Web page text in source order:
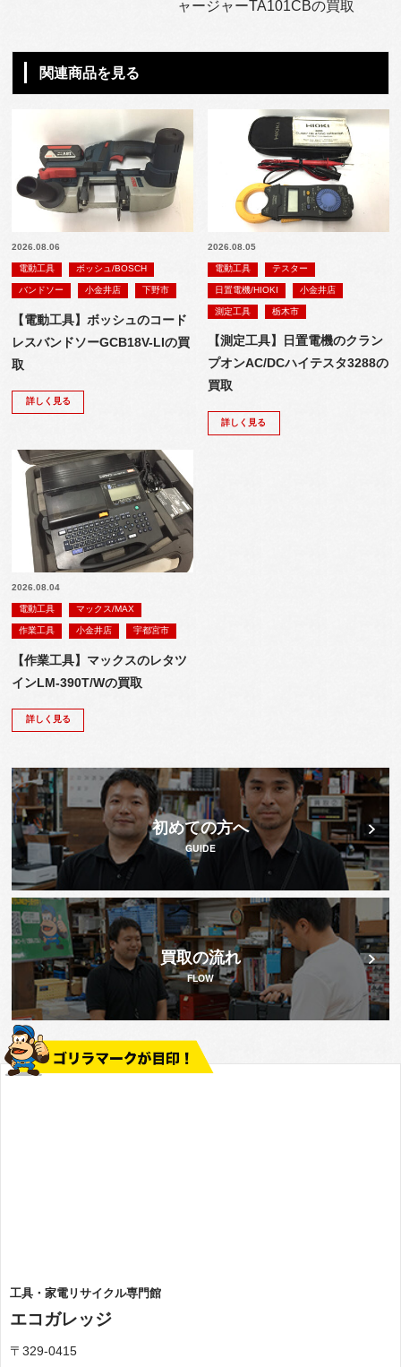
ャージャーTA101CBの買取
関連商品を見る
2026.08.06
電動工具 ボッシュ/BOSCH
バンドソー 小金井店 下野市
【電動工具】ボッシュのコード
レスバンドソーGCB18V-LIの買
取
詳しく見る
2026.08.05
電動工具 テスター
日置電機/HIOKI 小金井店
測定工具 栃木市
【測定工具】日置電機のクラン
プオンAC/DCハイテスタ3288の
買取
詳しく見る
2026.08.04
電動工具 マックス/MAX
作業工具 小金井店 宇都宮市
【作業工具】マックスのレタツ
インLM-390T/Wの買取
詳しく見る
初めての方へ
GUIDE
買取の流れ
FLOW
工具・家電リサイクル専門館
エコガレッジ
〒329-0415